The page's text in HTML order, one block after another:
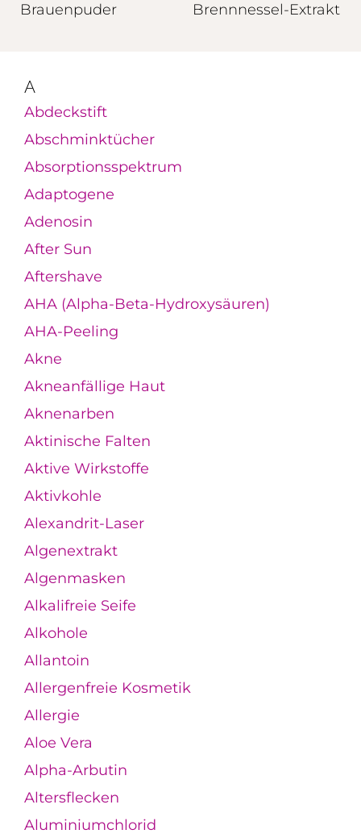
Brauenpuder Brennnessel-Extrakt
A
Abdeckstift
Abschminktücher
Absorptionsspektrum
Adaptogene
Adenosin
After Sun
Aftershave
AHA (Alpha-Beta-Hydroxysäuren)
AHA-Peeling
Akne
Akneanfällige Haut
Aknenarben
Aktinische Falten
Aktive Wirkstoffe
Aktivkohle
Alexandrit-Laser
Algenextrakt
Algenmasken
Alkalifreie Seife
Alkohole
Allantoin
Allergenfreie Kosmetik
Allergie
Aloe Vera
Alpha-Arbutin
Altersflecken
Aluminiumchlorid